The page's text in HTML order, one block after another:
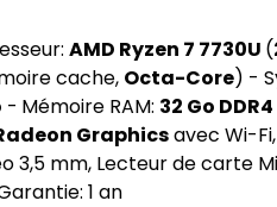
AMD Ryzen 7 7730U (
cache, Octa-Core) -
- Mémoire RAM: 32 Go DDR4
Graphicsavec Wi-Fi,
3,5 mm, Lecteur de carte
1 an